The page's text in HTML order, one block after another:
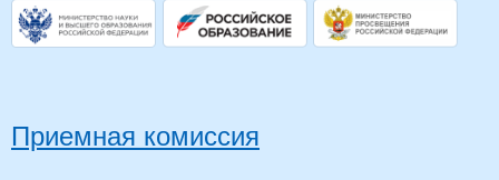
Приемная комиссия